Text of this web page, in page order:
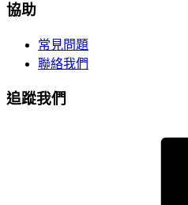
協助
常見問題
聯絡我們
追蹤我們